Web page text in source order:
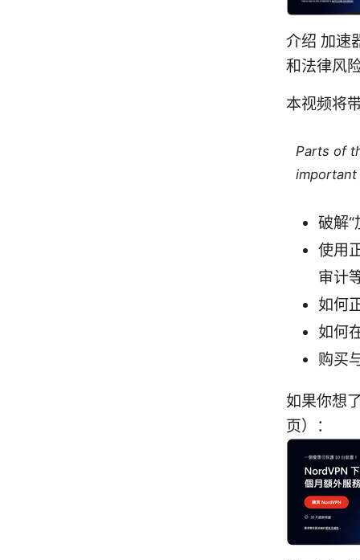
介绍 加速
和法律风
本视频将
Parts of
破解
使用
审计
如何
如何
购买
如果你想
页）：